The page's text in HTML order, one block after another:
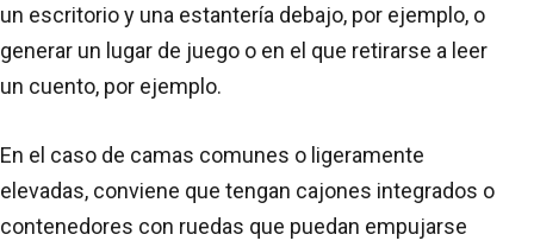
un escritorio y una estantería debajo, por ejemplo, o
generar un lugar de juego o en el que retirarse a leer
un cuento, por ejemplo.
En el caso de camas comunes o ligeramente
elevadas, conviene que tengan cajones integrados o
contenedores con ruedas que puedan empujarse